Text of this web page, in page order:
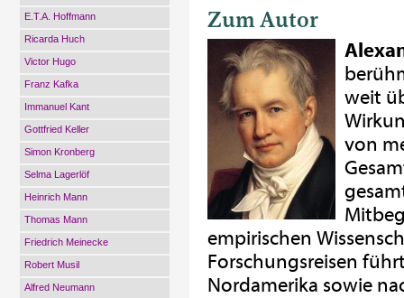
E.T.A. Hoffmann
Ricarda Huch
Victor Hugo
Franz Kafka
Immanuel Kant
Gottfried Keller
Simon Kronberg
Selma Lagerlöf
Heinrich Mann
Thomas Mann
Friedrich Meinecke
Robert Musil
Alfred Neumann
Zum Autor
weit
von
empirischen
Forschungsreisen
Nordamerika sowie